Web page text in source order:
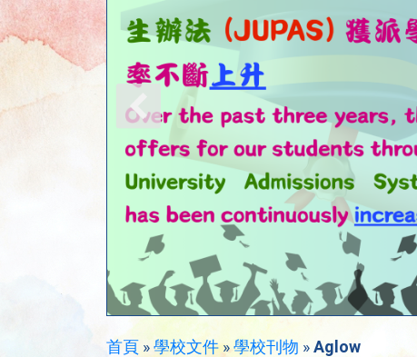
首頁 »學校文件»學校刊物 »Aglow